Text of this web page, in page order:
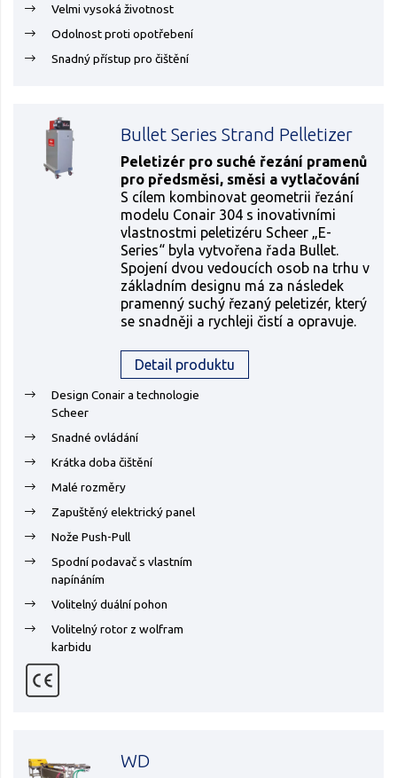
Velmi vysoká životnost
Odolnost proti opotřebení
Snadný přístup pro čištění
Bullet Series Strand Pelletizer
Peletizér pro suché řezání pramenů
pro předsměsi, směsi a vytlačování
S cílem kombinovat geometrii řezání
modelu Conair 304 s inovativními
vlastnostmi peletizéru Scheer „E-
Series“ byla vytvořena řada Bullet.
Spojení dvou vedoucích osob na trhu v
základním designu má za následek
pramenný suchý řezaný peletizér, který
se snadněji a rychleji čistí a opravuje.
Detail produktu
Design Conair a technologie
Scheer
Snadné ovládání
Krátka doba čištění
Malé rozměry
Zapuštěný elektrický panel
Nože Push-Pull
Spodní podavač s vlastním
napínáním
Volitelný duální pohon
Volitelný rotor z wolfram
karbidu
WD